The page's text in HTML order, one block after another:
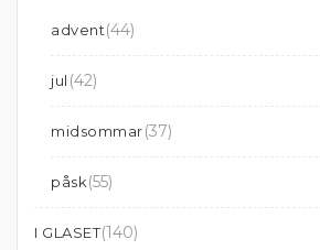
advent(44)
jul (42)
midsommar(37)
påsk(55)
I GLASET(140)